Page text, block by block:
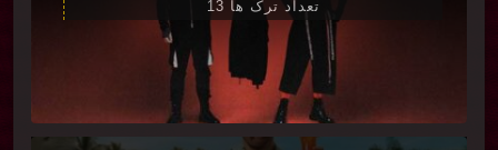
تعداد ترک ها 13